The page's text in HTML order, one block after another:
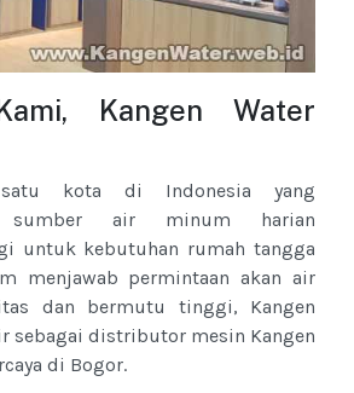
Kangen Water
kota di Indonesia yang
sumber air minum harian
untuk kebutuhan rumah tangga
menjawab permintaan akan air
dan bermutu tinggi, Kangen
sebagai distributor mesin Kangen
di Bogor.